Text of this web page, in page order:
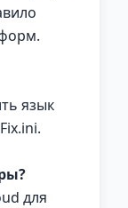
язык
для